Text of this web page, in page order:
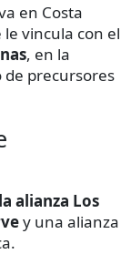
en Costa
vincula con el
, en la
precursores
alianza Los
y una alianza